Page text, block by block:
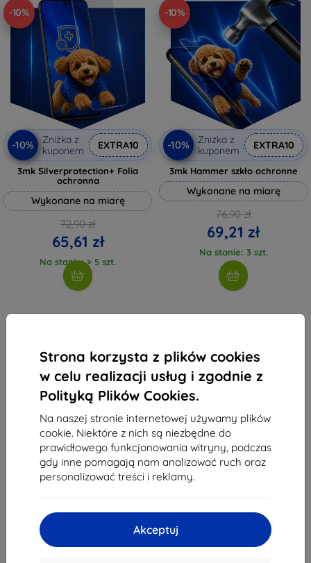
Strona korzysta z plików cookies
w celu realizacji usług i zgodnie z
Polityką Plików Cookies.
Na naszej stronie internetowej używamy plików
cookie. Niektóre z nich są niezbędne do
prawidłowego funkcjonowania witryny, podczas
gdy inne pomagają nam analizować ruch oraz
personalizować treści i reklamy.
Akceptuj
-10%
-10%
Zniżka z
kuponem
EXTRA10
3mk Silverprotection+ Folia
ochronna
Wykonane na miarę
72,90 zł
65,61 zł
Na stanie: > 5 szt.
-10%
-10%
Zniżka z
kuponem
EXTRA10
3mk Hammer szkło ochronne
Wykonane na miarę
76,90 zł
69,21 zł
Na stanie: 3 szt.
Shield-Sk s.r.o.
841 04 Bratislava
REGON:
SK2023549671